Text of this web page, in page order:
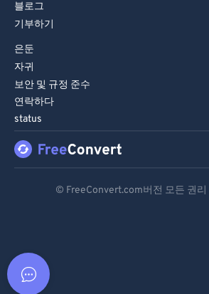
블로그
기부하기
은둔
자귀
보안 및 규정 준수
연락하다
status
© FreeConvert.com버전 모든 권